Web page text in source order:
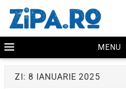
MENU
ZI: 8 IANUARIE 2025